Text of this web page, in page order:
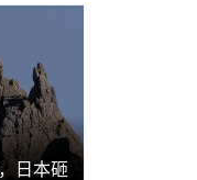
日本砸